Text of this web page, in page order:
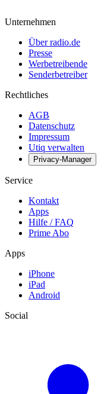
Unternehmen
Über radio.de
Presse
Werbetreibende
Senderbetreiber
Rechtliches
AGB
Datenschutz
Impressum
Utiq verwalten
Privacy-Manager
Service
Kontakt
Apps
Hilfe / FAQ
Prime Abo
Apps
iPhone
iPad
Android
Social